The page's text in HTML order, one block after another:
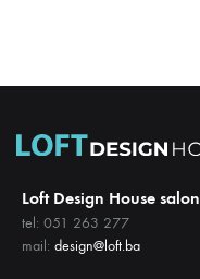
Loft Design House salon
tel: 051 263 277
mail: design@loft.ba